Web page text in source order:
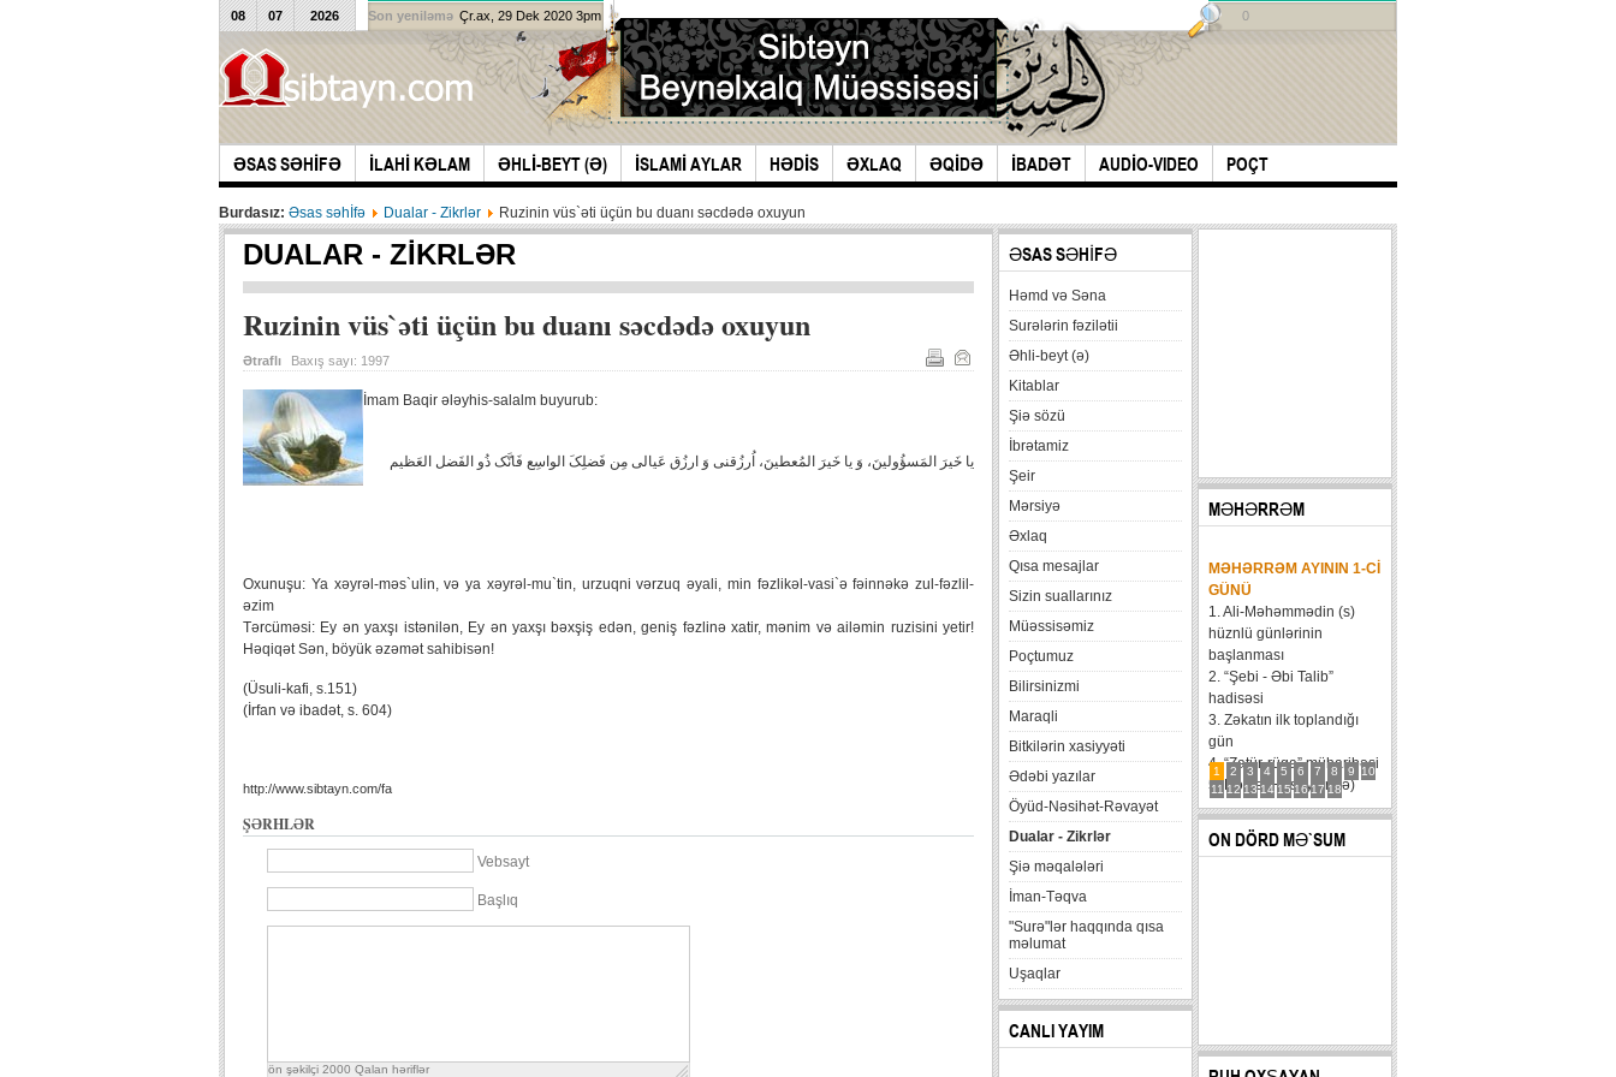
ƏSAS SƏHİFƏ İLAHİ KƏLAM ƏHLİ-BEYT (Ə) İSLAMİ AYLAR HƏDİS ƏXLAQ ƏQİDƏ İBADƏT AUDİO-VIDEO POÇT
08 07 2026 Son yeniləmə Çr.ax, 29 Dek 2020 3pm 0
Burdasız: Əsas səhİfə Dualar - Zikrlər Ruzinin vüs`əti üçün bu duanı səcdədə oxuyun
DUALAR - ZIKRLƏR
Ruzinin vüs`əti üçün bu duanı səcdədə oxuyun
Ətraflı Baxış sayı: 1997
İmam Baqir ələyhis-salalm buyurub:
یا خَیرَ المَسؤُولینَ، وَ یا خَیرَ المُعطینَ، اُرزُقنی وَ ارزُق عَیالی مِن فَضلِکَ الواسِع فَانَّک ذُو الفَضل العَظیم
Oxunuşu: Ya xəyrəl-məs`ulin, və ya xəyrəl-mu`tin, urzuqni vərzuq əyali, min fəzlikəl-vasi`ə fəinnəkə zul-fəzlil-
əzim
Tərcüməsi: Ey ən yaxşı istənilən, Ey ən yaxşı bəxşiş edən, geniş fəzlinə xatir, mənim və ailəmin ruzisini yetir!
Həqiqət Sən, böyük əzəmət sahibisən!
(Üsuli-kafi, s.151)
(İrfan və ibadət, s. 604)
http://www.sibtayn.com/fa
ŞƏRHLƏR
Vebsayt
Başlıq
ön şəkilçi 2000 Qalan həriflər
ƏSAS SƏHİFƏ
Həmd və Səna
Surələrin fəzilətii
Əhli-beyt (ə)
Kitablar
Şiə sözü
İbrətamiz
Şeir
Mərsiyə
Əxlaq
Qısa mesajlar
Sizin suallarınız
Müəssisəmiz
Poçtumuz
Bilirsinizmi
Maraqli
Bitkilərin xasiyyəti
Ədəbi yazılar
Öyüd-Nəsihət-Rəvayət
Dualar - Zikrlər
Şiə məqalələri
İman-Təqva
"Surə"lər haqqında qısa
məlumat
Uşaqlar
CANLI YAYIM
MƏHƏRRƏM
1 2 3 4 5 6 7 8 9
10
11 12 13 14 15 16 17 18
MƏHƏRRƏM AYININ 1-CI
GÜNÜ
1. Ali-Məhəmmədin (s)
hüznlü günlərinin
başlanması
2. “Şebi - Əbi Talib”
hadisəsi
3. Zəkatın ilk toplandığı
gün
4. “Zatür-rüqa” müharibəsi
5. Həzrət Hüseynin (ə)
karvanının Bəni Məqatilin
qəsrinə çatması
6....
ON DÖRD MƏ`SUM